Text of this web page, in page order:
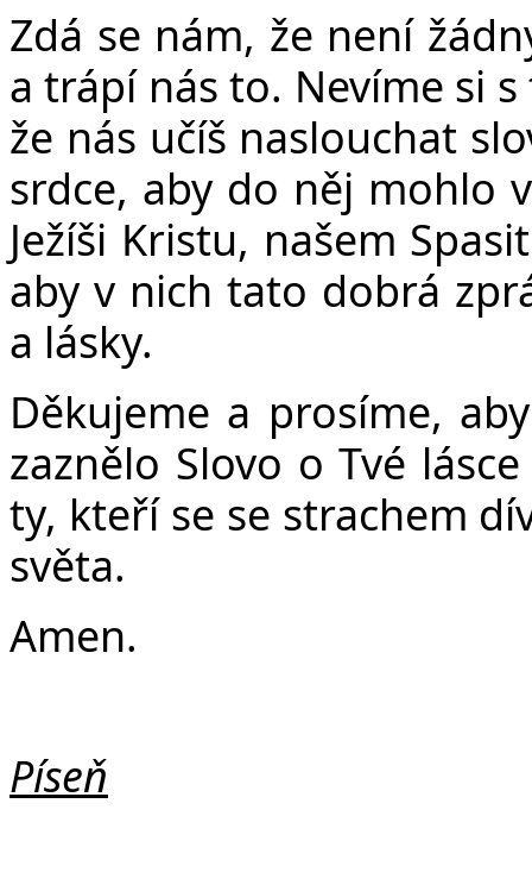
Zdá se nám, že není
a trápí nás to. Nevíme si
že nás učíš naslouchat
srdce, aby do něj mohlo
Ježíši Kristu, našem
aby v nich tato dobrá
a lásky.
Děkujeme a prosíme,
zaznělo Slovo o Tvé
ty, kteří se se strachem
světa.
Amen.
Píseň